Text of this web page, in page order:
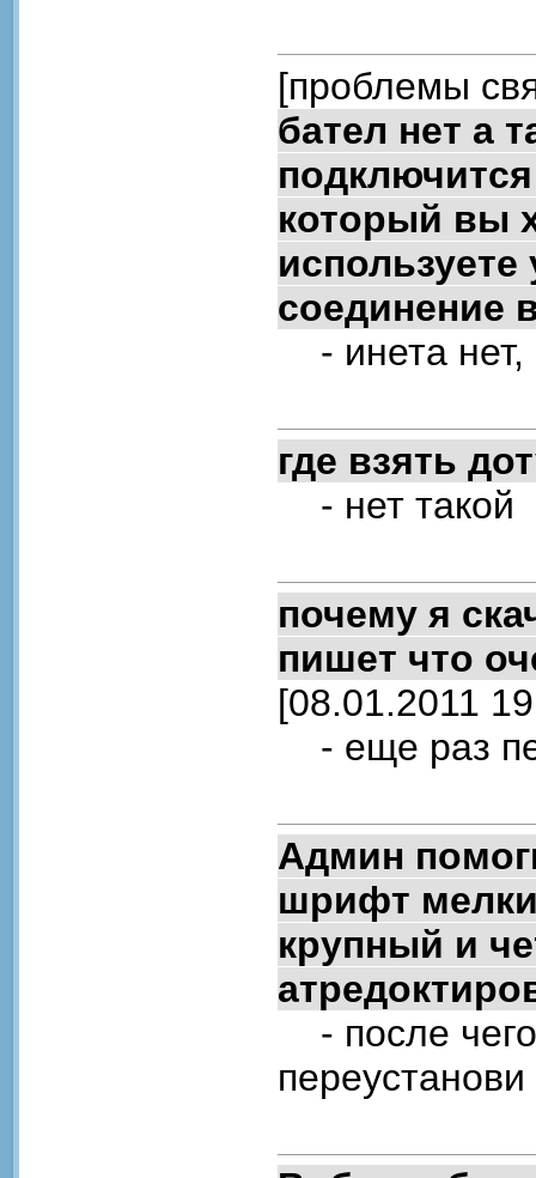
[проблемы
бател нет а
который вы
соединение
- инета нет,
где взять
- нет такой
почему я
пишет что
[08.01.2011
- еще раз
Админ
шрифт
крупный и
- после
переустанови